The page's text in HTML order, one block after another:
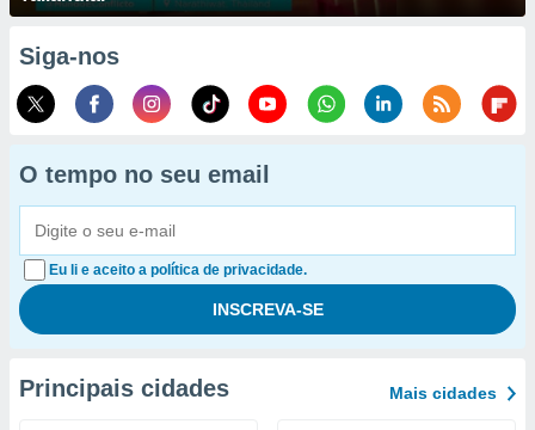
Siga-nos
O tempo no seu email
Eu li e aceito a política de privacidade.
Principais cidades Mais cidades